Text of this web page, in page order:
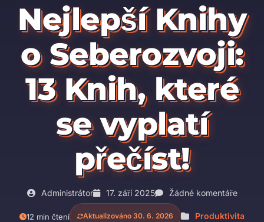
Nejlepší Knihy
o Seberozvoji:
13 Knih, které
se vyplatí
přečíst!
Administrátor 17. září 2025 Žádné komentáře
12 min čtení Aktualizováno 30. 6. 2026 Produktivita